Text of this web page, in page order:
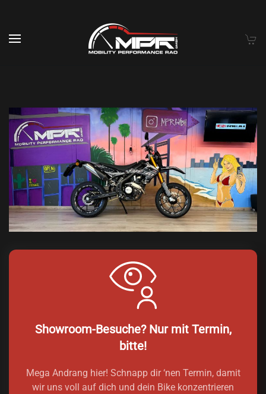
Skip to main content
Showroom-Besuche? Nur mit Termin,
bitte!
Mega Andrang hier! Schnapp dir ‘nen Termin, damit
wir uns voll auf dich und dein Bike konzentrieren